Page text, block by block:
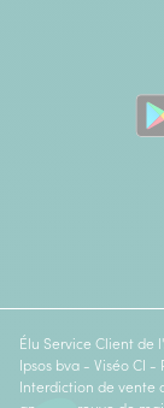
Élu Service Client de
Ipsos bva - Viséo CI -
Interdiction de vente